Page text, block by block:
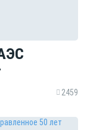
2459